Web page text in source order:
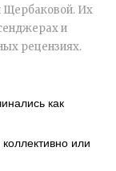
Щербаковой. Их
и
рецензиях.
как
или